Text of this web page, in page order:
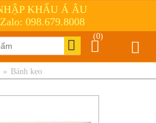
KHẨU Á ÂU
098.679.8008
(0)
» Bánh kẹo